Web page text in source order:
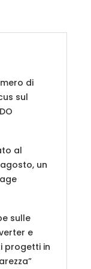
di
sul
al
un
sulle
e
progetti in